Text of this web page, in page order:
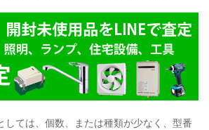
しては、個数、または種類が少なく、型番